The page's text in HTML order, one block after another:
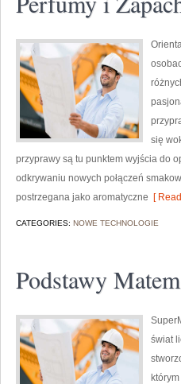
się
przyprawy są tu punktem wyjścia do
odkrywaniu nowych połączeń
postrzegana jako aromatyczne [
CATEGORIES: NOWE TECHNOLOGIE
Podstawy
świat